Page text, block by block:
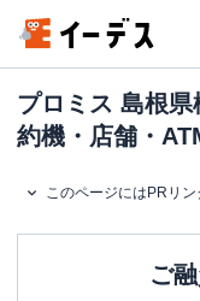
プロミス 島根
約機・店舗・
このページにはPRリ
ご